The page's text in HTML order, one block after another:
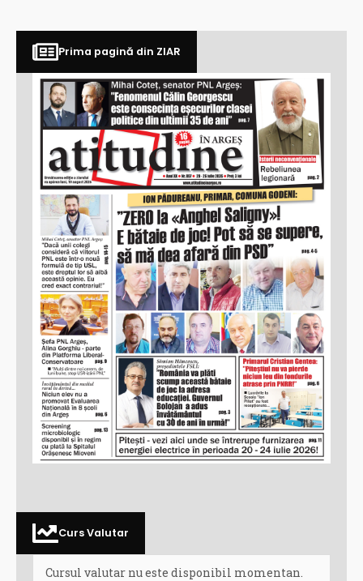
Prima pagină din ZIAR
Curs Valutar
Cursul valutar nu este disponibil momentan.